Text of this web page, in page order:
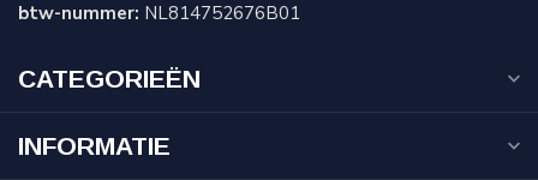
btw-nummer: NL814752676B01
CATEGORIEËN
INFORMATIE